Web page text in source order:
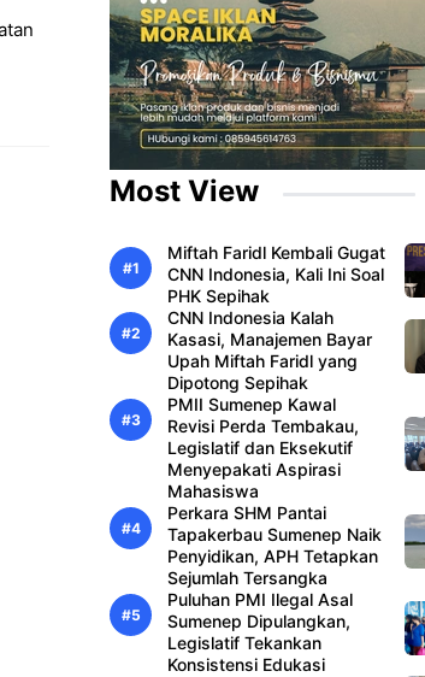
Most View
Miftah Faridl Kembali Gugat
CNN Indonesia, Kali Ini Soal
PHK Sepihak
CNN Indonesia Kalah
Kasasi, Manajemen Bayar
Upah Miftah Faridl yang
Dipotong Sepihak
PMII Sumenep Kawal
Revisi Perda Tembakau,
Legislatif dan Eksekutif
Menyepakati Aspirasi
Mahasiswa
Perkara SHM Pantai
Tapakerbau Sumenep Naik
Penyidikan, APH Tetapkan
Sejumlah Tersangka
Puluhan PMI Ilegal Asal
Sumenep Dipulangkan,
Legislatif Tekankan
Konsistensi Edukasi